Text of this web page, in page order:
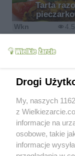
Tarta
Wkn
cz. III -
jedzenie
Drogi
My, naszych
z
informacje na
osobowe, takie
informacje